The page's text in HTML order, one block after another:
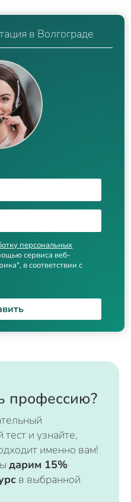
в Волгограде
персональных
сервиса веб-
в соответствии с
профессию?
и узнайте,
именно вам!
дарим 15%
в выбранной